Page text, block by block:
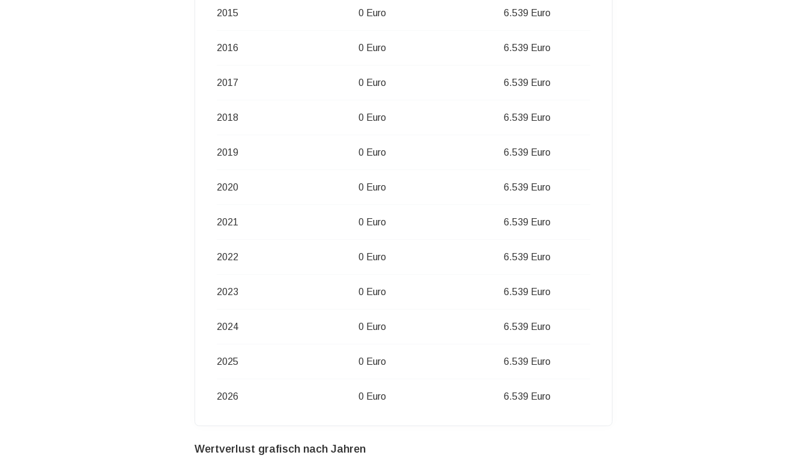
2015 0 Euro 6.539 Euro
2016 0 Euro 6.539 Euro
2017 0 Euro 6.539 Euro
2018 0 Euro 6.539 Euro
2019 0 Euro 6.539 Euro
2020 0 Euro 6.539 Euro
2021 0 Euro 6.539 Euro
2022 0 Euro 6.539 Euro
2023 0 Euro 6.539 Euro
2024 0 Euro 6.539 Euro
2025 0 Euro 6.539 Euro
2026 0 Euro 6.539 Euro
Wertverlust grafisch nach Jahren